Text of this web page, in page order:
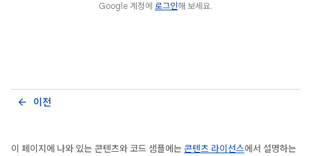
Google 계정에 로그인해 보세요.
이전
arrow_back
이 페이지에 나와 있는 콘텐츠와 코드 샘플에는 콘텐츠 라이선스에서 설명하는